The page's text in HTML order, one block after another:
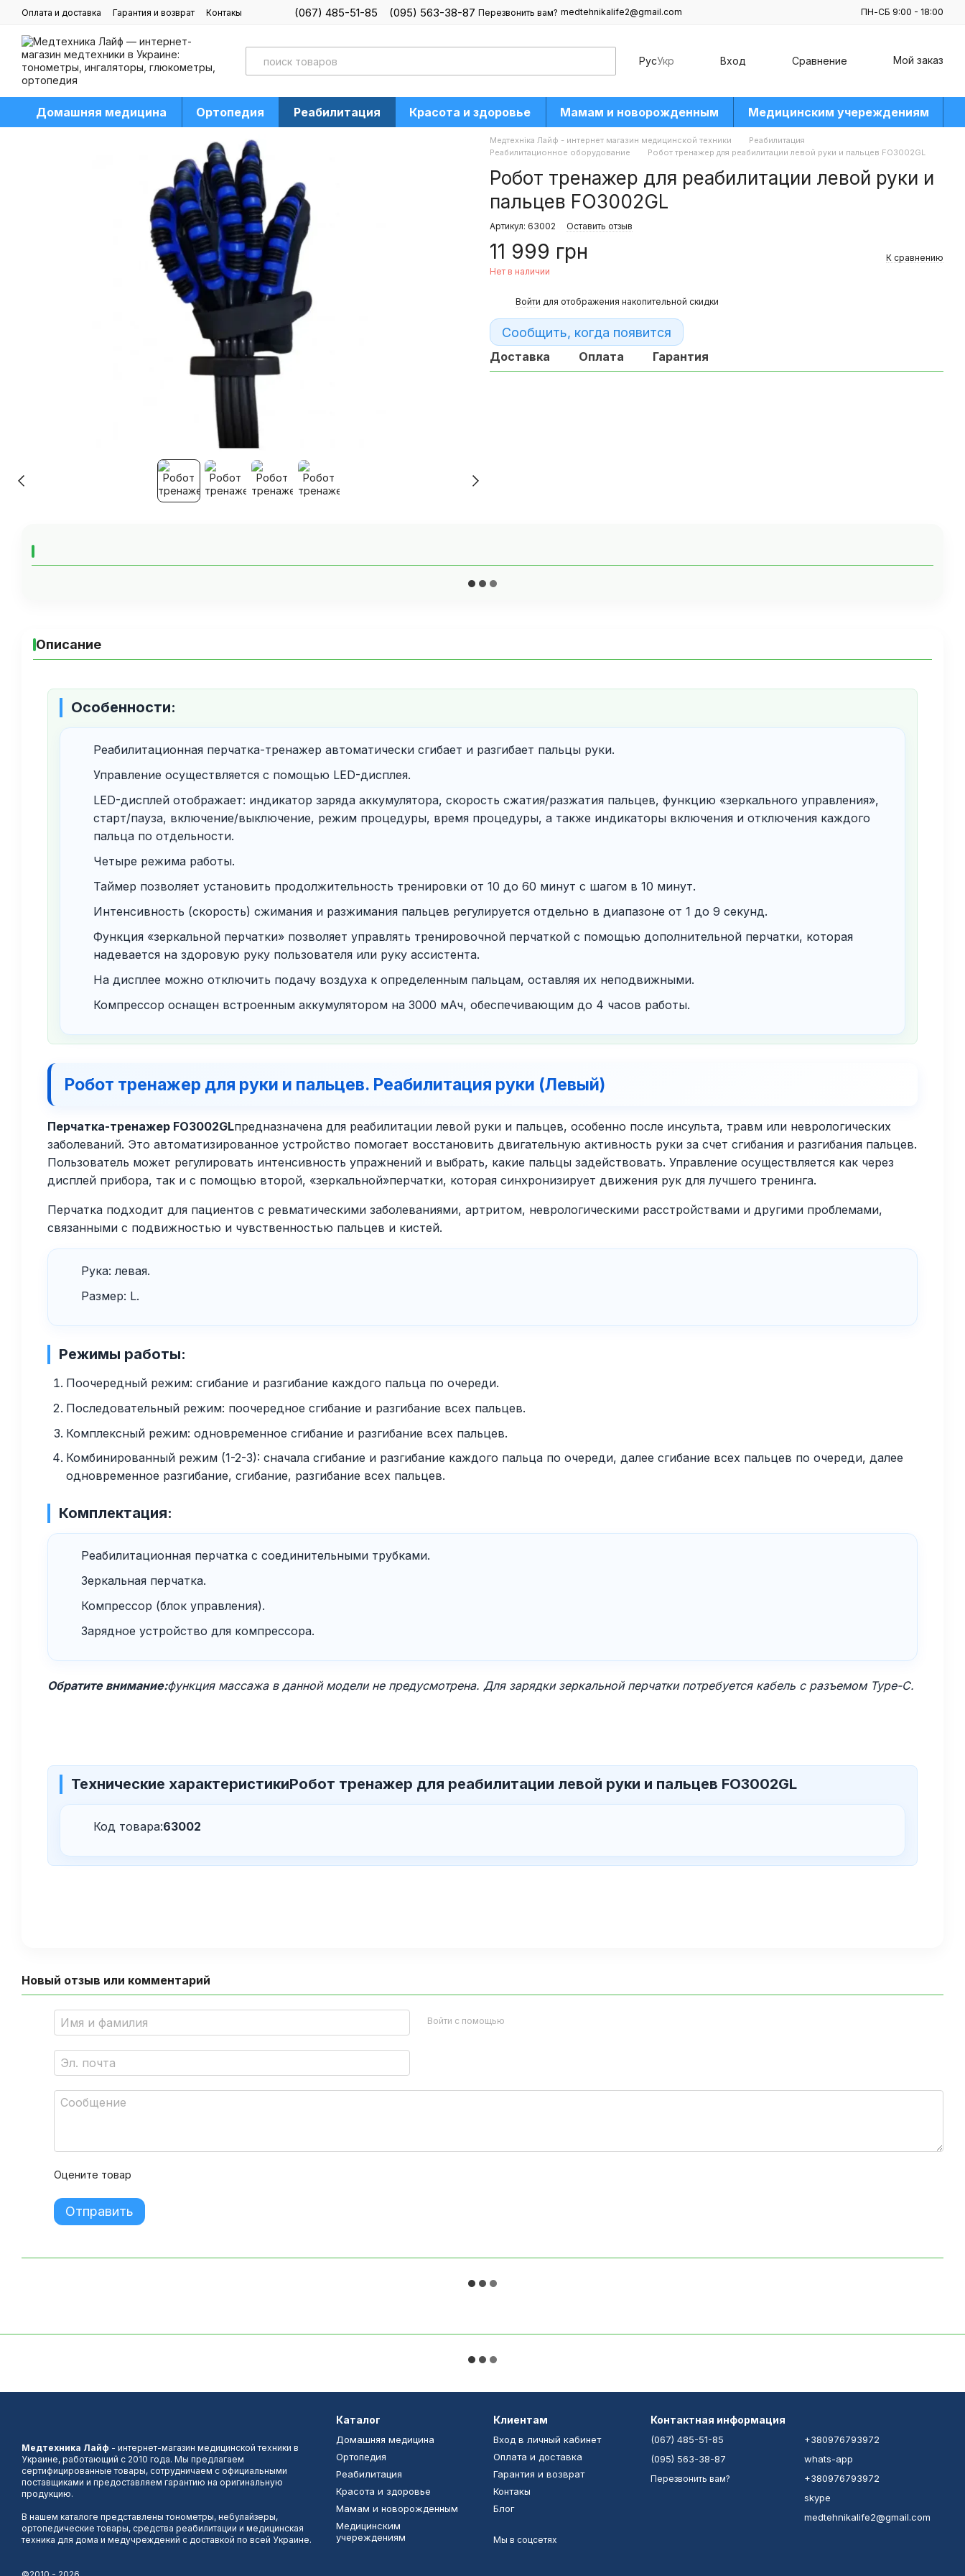
Перейти к основному контенту
Оплата и доставка Гарантия и возврат
Контакы
(067) 485-51-85 (095) 563-38-87 Перезвонить вам? medtehnikalife2@gmail.com ПН-СБ 9:00 - 18:00
РусУкр Вход Сравнение Мой заказ
Домашняя медицина Ортопедия Реабилитация Красота и здоровье Мамам и новорожденным Медицинским учереждениям
Медтехніка Лайф - интернет магазин медицинской техники
Реабилитация
Реабилитационное оборудование
Робот тренажер для реабилитации левой руки и пальцев FO3002GL
Робот тренажер для реабилитации левой руки и
пальцев FO3002GL
Артикул: 63002 Оставить отзыв
11 999 грн
Нет в наличии
К сравнению
Войти для отображения накопительной скидки
Сообщить, когда появится
Доставка Оплата Гарантия
Описание
Особенности:
Реабилитационная перчатка-тренажер автоматически сгибает и разгибает пальцы руки.
Управление осуществляется с помощью LED-дисплея.
LED-дисплей отображает: индикатор заряда аккумулятора, скорость сжатия/разжатия пальцев, функцию «зеркального управления»,
старт/пауза, включение/выключение, режим процедуры, время процедуры, а также индикаторы включения и отключения каждого
пальца по отдельности.
Четыре режима работы.
Таймер позволяет установить продолжительность тренировки от 10 до 60 минут с шагом в 10 минут.
Интенсивность (скорость) сжимания и разжимания пальцев регулируется отдельно в диапазоне от 1 до 9 секунд.
Функция «зеркальной перчатки» позволяет управлять тренировочной перчаткой с помощью дополнительной перчатки, которая
надевается на здоровую руку пользователя или руку ассистента.
На дисплее можно отключить подачу воздуха к определенным пальцам, оставляя их неподвижными.
Компрессор оснащен встроенным аккумулятором на 3000 мАч, обеспечивающим до 4 часов работы.
Робот тренажер для руки и пальцев. Реабилитация руки (Левый)
Перчатка-тренажер FO3002GLпредназначена для реабилитации левой руки и пальцев, особенно после инсульта, травм или неврологических
заболеваний. Это автоматизированное устройство помогает восстановить двигательную активность руки за счет сгибания и разгибания пальцев.
Пользователь может регулировать интенсивность упражнений и выбрать, какие пальцы задействовать. Управление осуществляется как через
дисплей прибора, так и с помощью второй, «зеркальной»перчатки, которая синхронизирует движения рук для лучшего тренинга.
Перчатка подходит для пациентов с ревматическими заболеваниями, артритом, неврологическими расстройствами и другими проблемами,
связанными с подвижностью и чувственностью пальцев и кистей.
Рука: левая.
Размер: L.
Режимы работы:
Поочередный режим: сгибание и разгибание каждого пальца по очереди.
Последовательный режим: поочередное сгибание и разгибание всех пальцев.
Комплексный режим: одновременное сгибание и разгибание всех пальцев.
Комбинированный режим (1-2-3): сначала сгибание и разгибание каждого пальца по очереди, далее сгибание всех пальцев по очереди, далее
одновременное разгибание, сгибание, разгибание всех пальцев.
Комплектация:
Реабилитационная перчатка с соединительными трубками.
Зеркальная перчатка.
Компрессор (блок управления).
Зарядное устройство для компрессора.
Обратите внимание:функция массажа в данной модели не предусмотрена. Для зарядки зеркальной перчатки потребуется кабель с разъемом Type-C.
Технические характеристикиРобот тренажер для реабилитации левой руки и пальцев FO3002GL
Код товара:63002
Новый отзыв или комментарий
Войти с помощью
Оцените товар
Отправить
Медтехника Лайф - интернет-магазин медицинской техники в
Украине, работающий с 2010 года. Мы предлагаем
сертифицированные товары, сотрудничаем с официальными
поставщиками и предоставляем гарантию на оригинальную
продукцию.
В нашем каталоге представлены тонометры, небулайзеры,
ортопедические товары, средства реабилитации и медицинская
техника для дома и медучреждений с доставкой по всей Украине.
Каталог
Домашняя медицина
Ортопедия
Реабилитация
Красота и здоровье
Мамам и новорожденным
Медицинским
учереждениям
Клиентам
Вход в личный кабинет
Оплата и доставка
Гарантия и возврат
Контакы
Блог
Мы в соцсетях
Контактная информация
(067) 485-51-85
(095) 563-38-87
Перезвонить вам?
+380976793972
whats-app
+380976793972
skype
medtehnikalife2@gmail.com